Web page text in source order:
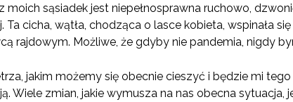
moich sąsiadek jest niepełnosprawna ruchowo,
Ta cicha, wątła, chodząca o lasce kobieta, wspinała
rajdowym. Możliwe, że gdyby nie pandemia, nigdy
jakim możemy się obecnie cieszyć i będzie mi
Wiele zmian, jakie wymusza na nas obecna sytuacja,